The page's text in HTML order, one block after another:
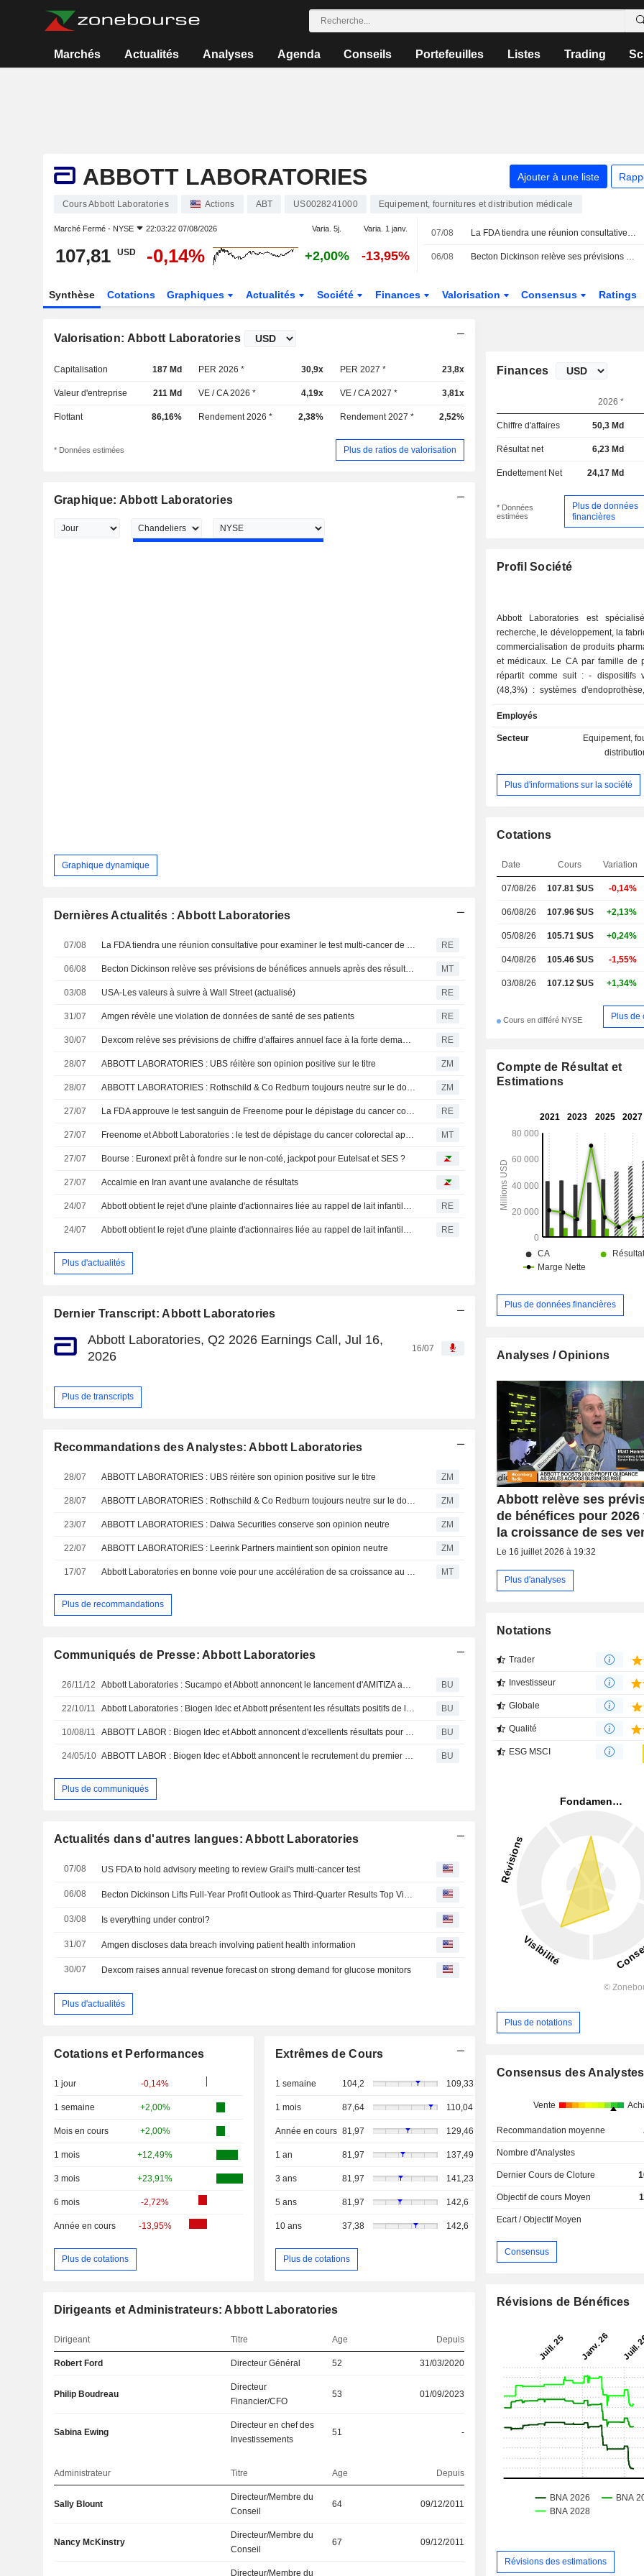
Marchés Actualités Analyses Agenda Conseils Portefeuilles Listes Trading
ABBOTT LABORATORIES Ajouter à une liste
Cours Abbott Laboratories Actions ABT US0028241000 Equipement, fournitures et distribution médicale
Marché Fermé - NYSE 22:03:22 07/08/2026 Varia. 5j. Varia. 1 janv.
107,81 USD -0,14% +2,00% -13,95%
07/08 La FDA tiendra une réunion consultative pour examiner le test multi-cancer de Grail
06/08 Becton Dickinson relève ses prévisions de bénéfices annuels après des résultats du troisième trimestre supérieurs aux attentes
Synthèse Cotations Graphiques Actualités Société Finances Valorisation Consensus Ratings
Valorisation: Abbott Laboratories
Capitalisation 187 Md PER 2026 * 30,9x PER 2027 * 23,8x
Valeur d'entreprise 211 Md VE / CA 2026 * 4,19x VE / CA 2027 * 3,81x
Flottant 86,16% Rendement 2026 * 2,38% Rendement 2027 * 2,52%
* Données estimées Plus de ratios de valorisation
Graphique: Abbott Laboratories
Graphique dynamique
Dernières Actualités : Abbott Laboratories
07/08 La FDA tiendra une réunion consultative pour examiner le test multi-cancer de Grail RE
06/08 Becton Dickinson relève ses prévisions de bénéfices annuels après des résultats du troisième trimestre supérieurs aux attentes MT
03/08 USA-Les valeurs à suivre à Wall Street (actualisé) RE
31/07 Amgen révèle une violation de données de santé de ses patients RE
30/07 Dexcom relève ses prévisions de chiffre d'affaires annuel face à la forte demande pour ses lecteurs de glycémie RE
28/07 ABBOTT LABORATORIES : UBS réitère son opinion positive sur le titre ZM
28/07 ABBOTT LABORATORIES : Rothschild & Co Redburn toujours neutre sur le dossier ZM
27/07 La FDA approuve le test sanguin de Freenome pour le dépistage du cancer colorectal RE
27/07 Freenome et Abbott Laboratories : le test de dépistage du cancer colorectal approuvé par la FDA ; Freenome reçoit un paiement d'étape de 100 millions de dollars MT
27/07 Bourse : Euronext prêt à fondre sur le non-coté, jackpot pour Eutelsat et SES ?
27/07 Accalmie en Iran avant une avalanche de résultats
24/07 Abbott obtient le rejet d'une plainte d'actionnaires liée au rappel de lait infantile de 2022 RE
24/07 Abbott obtient le rejet d'une plainte d'actionnaires liée au rappel de lait infantile de 2022 RE
Plus d'actualités
Dernier Transcript: Abbott Laboratories
Abbott Laboratories, Q2 2026 Earnings Call, Jul 16,
2026
16/07
Plus de transcripts
Recommandations des Analystes: Abbott Laboratories
28/07 ABBOTT LABORATORIES : UBS réitère son opinion positive sur le titre ZM
28/07 ZM
23/07 ABBOTT LABORATORIES : Daiwa Securities conserve son opinion neutre ZM
22/07 ABBOTT LABORATORIES : Leerink Partners maintient son opinion neutre ZM
17/07 MT
Plus de recommandations
Communiqués de Presse: Abbott Laboratories
26/11/12 Abbott Laboratories : Sucampo et Abbott annoncent le lancement d'AMITIZA au Japon BU
22/10/11 Abbott Laboratories : Biogen Idec et Abbott présentent les résultats positifs de l'essai SELECT de phase 2b pour le Daclizumab HYP lors du congrès ECTRIMS/ACTRIMS BU
10/08/11 ABBOTT LABOR : Biogen Idec et Abbott annoncent d'excellents résultats pour le premier essai d'homologation du Daclizumab HYP contre la sclérose en plaques rémittente BU
24/05/10 ABBOTT LABOR : Biogen Idec et Abbott annoncent le recrutement du premier patient dansle cadre d'une étude globale de Phase III du Daclizumab dans le traitement de la sclérose en plaques cyclique BU
Plus de communiqués
Actualités dans d'autres langues: Abbott Laboratories
07/08 US FDA to hold advisory meeting to review Grail's multi-cancer test
06/08 Becton Dickinson Lifts Full-Year Profit Outlook as Third-Quarter Results Top Views
03/08 Is everything under control?
31/07 Amgen discloses data breach involving patient health information
30/07 Dexcom raises annual revenue forecast on strong demand for glucose monitors
Plus d'actualités
Cotations et Performances
1 jour -0,14%
1 semaine +2,00%
Mois en cours +2,00%
1 mois +12,49%
3 mois +23,91%
6 mois -2,72%
Année en cours -13,95%
Plus de cotations
Extrêmes de Cours
1 semaine 104,2 109,33
1 mois 87,64 110,04
Année en cours 81,97 129,46
1 an 81,97 137,49
3 ans 81,97 141,23
5 ans 81,97 142,6
10 ans 37,38 142,6
Plus de cotations
Dirigeants et Administrateurs: Abbott Laboratories
Dirigeant Titre Age Depuis
Robert Ford Directeur Général 52 31/03/2020
Philip Boudreau
Directeur
Financier/CFO
53 01/09/2023
Sabina Ewing
Directeur en chef des
Investissements
51 -
Administrateur Titre Age Depuis
Sally Blount
Directeur/Membre du
Conseil
64 09/12/2011
Nancy McKinstry
Directeur/Membre du
Conseil
67 09/12/2011
Directeur/Membre du
Finances
2026 *
Chiffre d'affaires 50,3 Md
Résultat net 6,23 Md
Endettement Net 24,17 Md
* Données
estimées
Plus de données
financières
Profil Société
Abbott Laboratories est
recherche, le développement, la
commercialisation de produits
et médicaux. Le CA par famille de
répartit comme suit : - dispositifs vasculaires
(48,3%) : systèmes d'endoprothèse,
systèmes et instruments de
- produits de nutrition (19,1%) :
nutrition pédiatrique, compléments
produits anesthésiques,
antibiotiques, inhibiteurs, anti-
(6,2%), Chine (4,3%), Inde
autres (36,1%).
Employés
Secteur
Equipement,
Plus d'informations sur la société
Cotations
Date Cours Variation
07/08/26 107.81 $US -0,14%
06/08/26 107.96 $US +2,13%
05/08/26 105.71 $US +0,24%
04/08/26 105.46 $US -1,55%
03/08/26 107.12 $US +1,34%
Cours en différé NYSE Plus de
Compte de Résultat et
Estimations
Plus de données financières
Analyses / Opinions
Abbott relève ses
de bénéfices pour 2026
la croissance de ses
Le 16 juillet 2026 à 19:32
Plus d'analyses
Notations
Trader
Investisseur
Globale
Qualité
ESG MSCI
Plus de notations
Consensus des Analystes
Vente
Recommandation moyenne
Nombre d'Analystes
Dernier Cours de Cloture
Objectif de cours Moyen
Ecart / Objectif Moyen
Consensus
Révisions de Bénéfices
Révisions des estimations